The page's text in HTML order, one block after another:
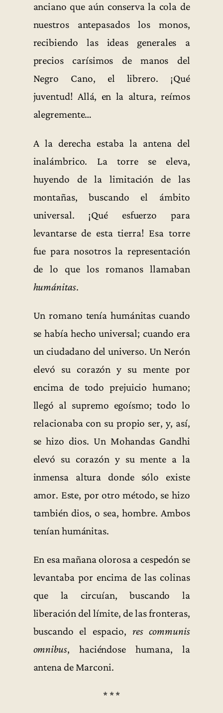
anciano que aún conserva la cola de
nuestros antepasados los monos,
recibiendo las ideas generales a
precios carísimos de manos del
Negro Cano, el librero. ¡Qué
juventud! Allá, en la altura, reímos
alegremente…
A la derecha estaba la antena del
inalámbrico. La torre se eleva,
huyendo de la limitación de las
montañas, buscando el ámbito
universal. ¡Qué esfuerzo para
levantarse de esta tierra! Esa torre
fue para nosotros la representación
de lo que los romanos llamaban
humánitas.
Un romano tenía humánitas cuando
se había hecho universal; cuando era
un ciudadano del universo. Un Nerón
elevó su corazón y su mente por
encima de todo prejuicio humano;
llegó al supremo egoísmo; todo lo
relacionaba con su propio ser, y, así,
se hizo dios. Un Mohandas Gandhi
elevó su corazón y su mente a la
inmensa altura donde sólo existe
amor. Este, por otro método, se hizo
también dios, o sea, hombre. Ambos
tenían humánitas.
En esa mañana olorosa a cespedón se
levantaba por encima de las colinas
que la circuían, buscando la
liberación del límite, de las fronteras,
buscando el espacio, res communis
omnibus, haciéndose humana, la
antena de Marconi.
* * *